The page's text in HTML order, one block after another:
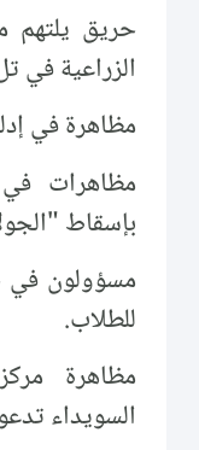
حريق
الزراعية في
مظاهرة في
مظاهرات
بإسقاط
مسؤولون في
للطلاب.
مظاهرة
السويداء